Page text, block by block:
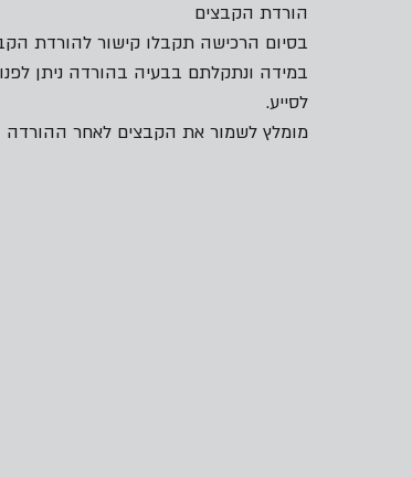
הורדת הקבצים
בסיום הרכישה תקבלו קישור להורדת
במידה ונתקלתם בבעיה בהורדה ניתן
לסייע.
מומלץ לשמור את הקבצים לאחר ההורדה